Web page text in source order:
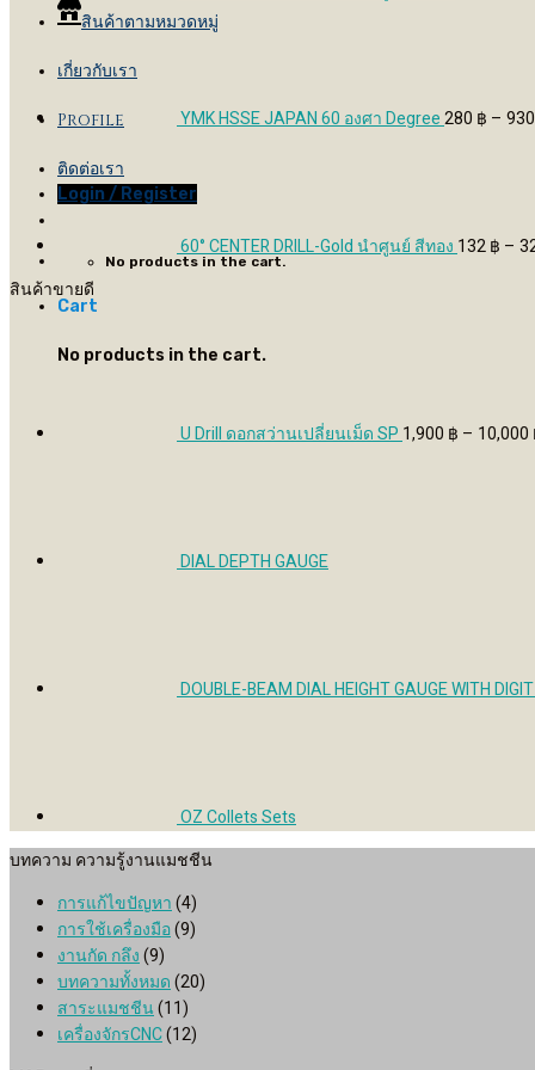
สินค้าตามหมวดหมู่
เกี่ยวกับเรา
Profile
ติดต่อเรา
Login / Register
No products in the cart.
Cart
No products in the cart.
YMK HSSE JAPAN 60 องศา Degree280 ฿ – 930
60° CENTER DRILL-Gold นำศูนย์ สีทอง 132฿ –
สินค้าขายดี
U Drill ดอกสว่านเปลี่ยนเม็ด SP 1,900 ฿ – 10,000
DIAL DEPTH GAUGE
DOUBLE-BEAM DIAL HEIGHT GAUGE WITH
OZ Collets Sets
บทความ ความรู้งานแมชชีน
การแก้ไขปัญหา(4)
การใช้เครื่องมือ(9)
งานกัด กลึง(9)
บทความทั้งหมด(20)
สาระแมชชีน(11)
เครื่องจักรCNC(12)